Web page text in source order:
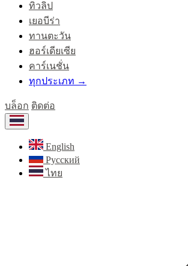
ทิวลิป
เยอบีร่า
ทานตะวัน
ฮอร์เดียเซีย
คาร์เนชั่น
ทุกประเภท →
บล็อก ติดต่อ
English
Русский
ไทย